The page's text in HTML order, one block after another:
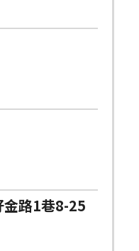
金路1巷8-25